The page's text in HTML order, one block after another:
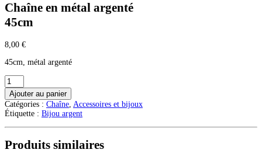
Chaîne en métal argenté
45cm
8,00 €
45cm, métal argenté
quantité
de
Chaîne
en
métal
argenté
Ajouter au panier
Catégories : Chaîne Accessoires et bijoux
Étiquette : Bijou argent
Produits similaires